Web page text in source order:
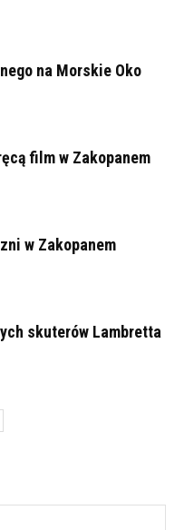
na Morskie Oko
film w Zakopanem
w Zakopanem
skuterów Lambretta